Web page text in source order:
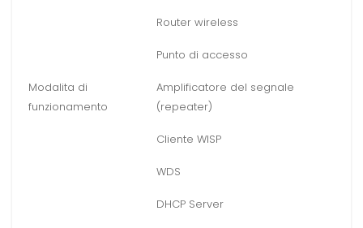
Modalita di
funzionamento
Router wireless
Punto di accesso
Amplificatore del segnale
(repeater)
Cliente WISP
WDS
DHCP Server